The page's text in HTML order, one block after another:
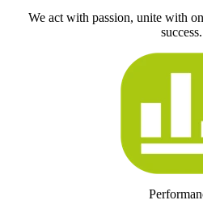
We act with passion, unite with
success.